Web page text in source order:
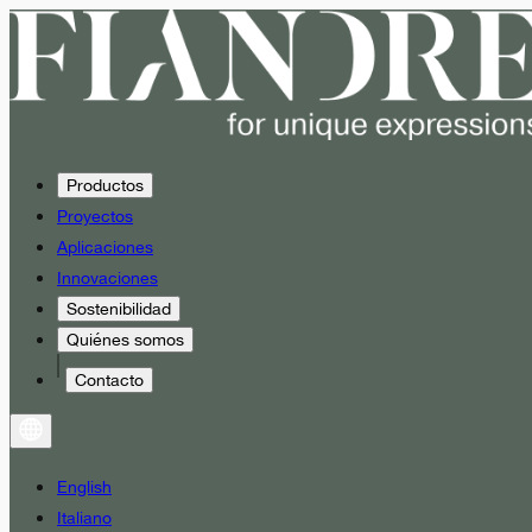
Productos
Proyectos
Aplicaciones
Innovaciones
Sostenibilidad
Quiénes somos
Contacto
English
Italiano